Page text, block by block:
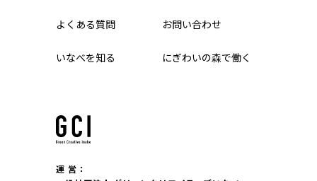
よくある質問 お問い合わせ
いなべを知る にぎわいの森で働く
運 営：